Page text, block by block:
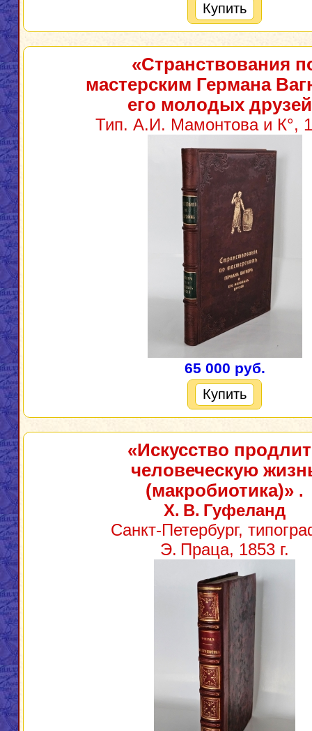
Купить
«Странствования
мастерским Германа
его молодых
Тип. А.И. Мамонтова и К°,
65 000 руб.
Купить
«Искусство
человеческую
(макробиотика)» .
Х. В. Гуфеланд
Санкт‑Петербург,
Э. Праца, 1853 г.